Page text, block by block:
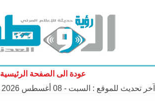
عودة الى الصفحة الرئيسية
آخر تحديث للموقع : السبت - 08 أغسطس 2026 - 12:17 م